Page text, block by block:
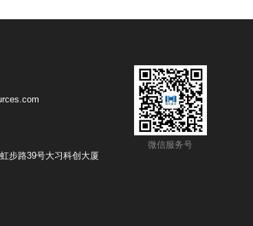
步路39号大习科创大厦
微信服务号